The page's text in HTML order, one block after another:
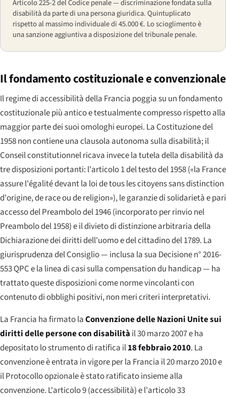
Articolo 225-2 del Codice penale — discriminazione fondata sulla
disabilità da parte di una persona giuridica. Quintuplicato
rispetto al massimo individuale di 45.000 €. Lo scioglimento è
una sanzione aggiuntiva a disposizione del tribunale penale.
Il fondamento costituzionale e convenzionale
Il regime di accessibilità della Francia poggia su un fondamento
costituzionale più antico e testualmente compresso rispetto alla
maggior parte dei suoi omologhi europei. La Costituzione del
1958 non contiene una clausola autonoma sulla disabilità; il
Conseil constitutionnel ricava invece la tutela della disabilità da
tre disposizioni portanti: l'articolo 1 del testo del 1958 («la France
assure l'égalité devant la loi de tous les citoyens sans distinction
d'origine, de race ou de religion»), le garanzie di solidarietà e pari
accesso del Preambolo del 1946 (incorporato per rinvio nel
Preambolo del 1958) e il divieto di distinzione arbitraria della
Dichiarazione dei diritti dell'uomo e del cittadino del 1789. La
giurisprudenza del Consiglio — inclusa la sua Decisione n° 2016-
553 QPC e la linea di casi sullacompensation du handicap— ha
trattato queste disposizioni come norme vincolanti con
contenuto di obblighi positivi, non meri criteri interpretativi.
La Francia ha firmato laConvenzione delle Nazioni Unite sui
diritti delle persone con disabilità il 30 marzo 2007 e ha
depositato lo strumento di ratifica il18 febbraio 2010. La
convenzione è entrata in vigore per la Francia il 20 marzo 2010 e
il Protocollo opzionale è stato ratificato insieme alla
convenzione. L'articolo 9 (accessibilità) e l'articolo 33